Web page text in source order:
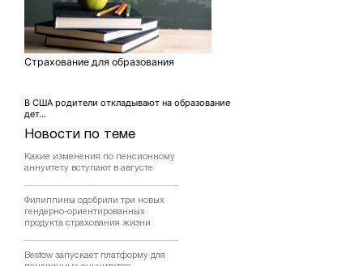
Новости по теме
Какие изменения по пенсионному
аннуитету вступают в августе
Филиппины одобрили три новых
гендерно-ориентированных
продукта страхования жизни
Bestow запускает платформу для
Страхование для образования
В США родители откладывают на образование
дет...